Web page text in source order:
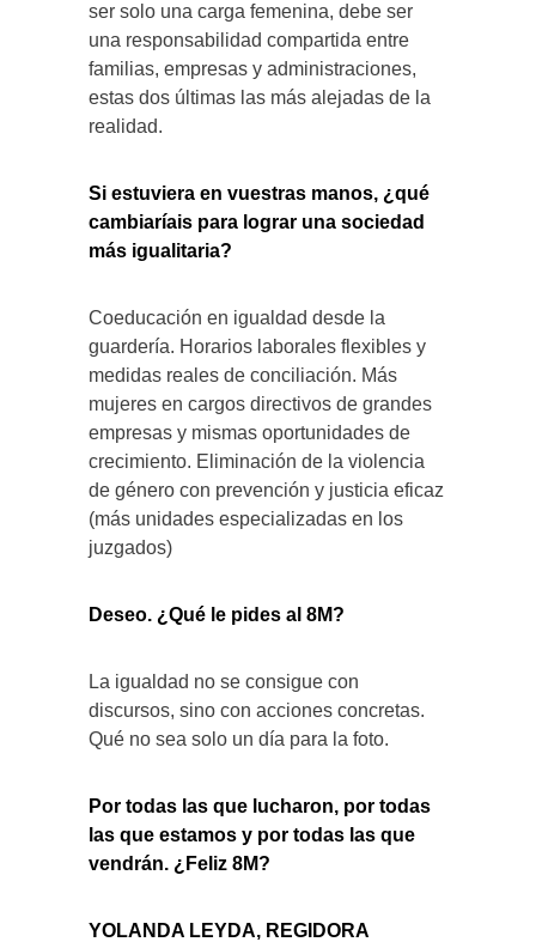
ser solo una carga femenina, debe ser
una responsabilidad compartida entre
familias, empresas y administraciones,
estas dos últimas las más alejadas de la
realidad.
Si estuviera en vuestras manos, ¿qué
cambiaríais para lograr una sociedad
más igualitaria?
Coeducación en igualdad desde la
guardería. Horarios laborales flexibles y
medidas reales de conciliación. Más
mujeres en cargos directivos de grandes
empresas y mismas oportunidades de
crecimiento. Eliminación de la violencia
de género con prevención y justicia eficaz
(más unidades especializadas en los
juzgados)
Deseo. ¿Qué le pides al 8M?
La igualdad no se consigue con
discursos, sino con acciones concretas.
Qué no sea solo un día para la foto.
Por todas las que lucharon, por todas
las que estamos y por todas las que
vendrán. ¿Feliz 8M?
YOLANDA LEYDA, REGIDORA